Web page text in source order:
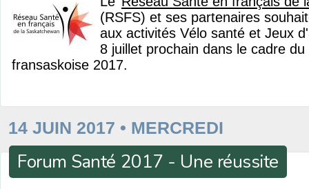
(RSFS) et ses partenaires
aux activités Vélo santé et Jeux
8 juillet prochain dans le cadre
fransaskoise 2017.
14 JUIN 2017 • MERCREDI
Forum Santé 2017 - Une réussite